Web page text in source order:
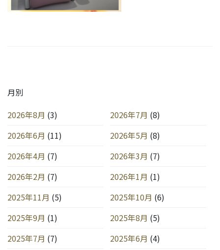
月別
2026年8月 (3) 2026年7月 (8)
2026年6月 (11) 2026年5月 (8)
2026年4月 (7) 2026年3月 (7)
2026年2月 (7) 2026年1月 (1)
2025年11月 (5) 2025年10月 (6)
2025年9月 (1) 2025年8月 (5)
2025年7月 (7) 2025年6月 (4)